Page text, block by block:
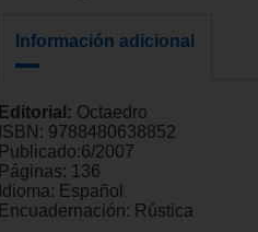
Información adicional
Editorial: Octaedro
ISBN: 9788480638852
Publicado:6/2007
Páginas: 136
Idioma: Español
Encuadernación: Rústica